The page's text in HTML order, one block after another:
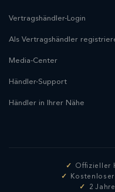
Vertragshändler-Login
Als Vertragshändler
Media-Center
Händler-Support
Händler in Ihrer Nähe
Offizieller
2